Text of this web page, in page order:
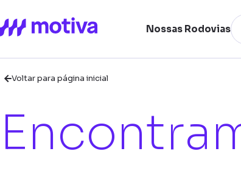
Nossas Rodovias
Voltar para página inicial